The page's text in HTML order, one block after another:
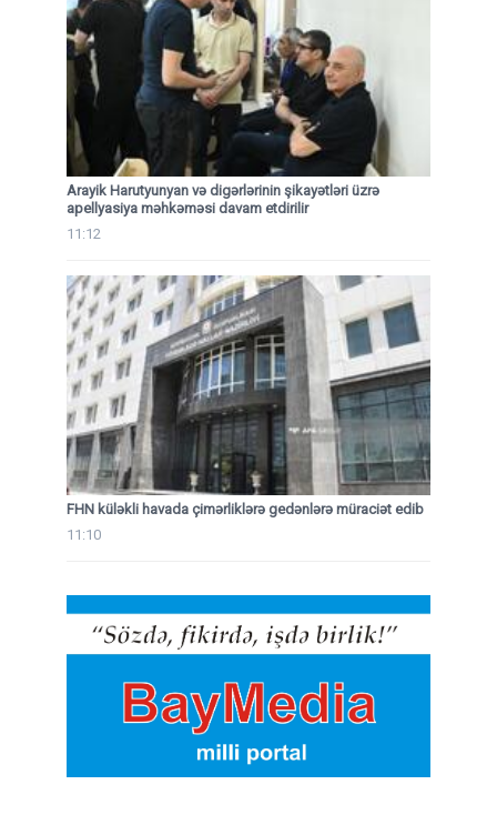
Arayik Harutyunyan və digərlərinin şikayətləri üzrə
apellyasiya məhkəməsi davam etdirilir
11:12
FHN küləkli havada çimərliklərə gedənlərə müraciət edib
11:10